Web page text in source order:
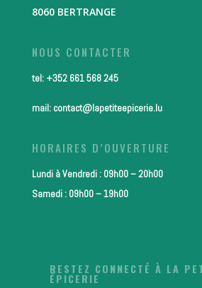
8060 BERTRANGE
NOUS CONTACTER
tel: +352 661 568 245
mail: contact@lapetiteepicerie.lu
HORAIRES D’OUVERTURE
Lundi à Vendredi : 09h00 – 20h00
Samedi : 09h00 – 19h00
RESTEZ CONNECTÉ À LA
ÉPICERIE